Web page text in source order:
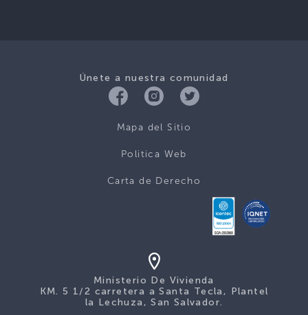
Únete a nuestra comunidad
Mapa del Sitio
Politica Web
Carta de Derecho
Ministerio De Vivienda
KM. 5 1/2 carretera a Santa Tecla, Plantel
la Lechuza, San Salvador.